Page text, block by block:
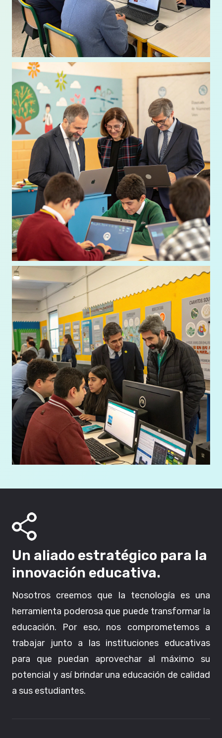
Un aliado estratégico para la
innovación educativa.
Nosotros creemos que la tecnología es una
herramienta poderosa que puede transformar la
educación. Por eso, nos comprometemos a
trabajar junto a las instituciones educativas
para que puedan aprovechar al máximo su
potencial y así brindar una educación de calidad
a sus estudiantes.